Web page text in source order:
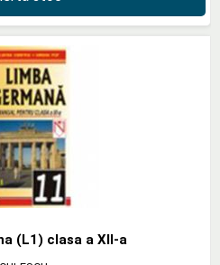
(L1) clasa a XII-a